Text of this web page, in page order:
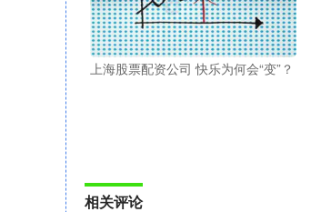
上海股票配资公司 快乐为何会“变”？
相关评论